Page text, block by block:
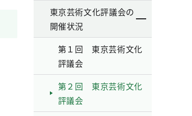
東京芸術文化評議会の
開催状況
第１回 東京芸術文化
評議会
第２回 東京芸術文化
評議会